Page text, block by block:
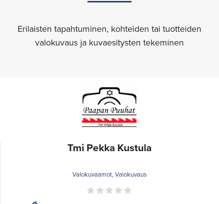
Erilaisten tapahtuminen, kohteiden tai tuotteiden
valokuvaus ja kuvaesitysten tekeminen
Tmi Pekka Kustula
Valokuvaamot, Valokuvaus